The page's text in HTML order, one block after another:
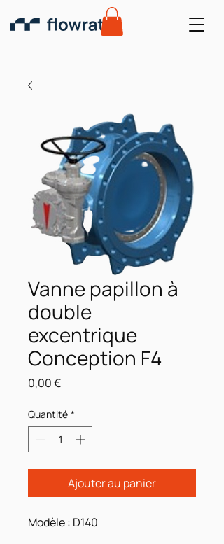
Vanne papillon à
double
excentrique
Conception F4
0,00 €Prix
Quantité *
Ajouter au panier
Modèle : D140